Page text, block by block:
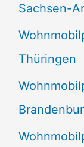
Sachsen-
Thüringen